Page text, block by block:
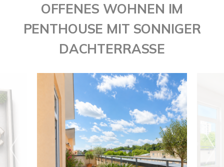
OFFENES WOHNEN IM
PENTHOUSE MIT SONNIGER
DACHTERRASSE